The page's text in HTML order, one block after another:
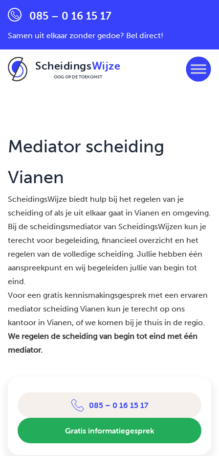
085 – 0 16 15 17
Samen uit elkaar zonder gedoe? Bel direct!
ScheidingsWijze
OOG OP DE TOEKOMST
Mediator scheiding
Vianen
ScheidingsWijze biedt hulp bij het regelen van je
scheiding of als je uit elkaar gaat in Vianen en omgeving.
Bij de scheidingsmediator van ScheidingsWijzen kun je
terecht voor begeleiding, financieel overzicht en het
regelen van de volledige scheiding. Jullie hebben één
aanspreekpunt en wij begeleiden jullie van begin tot
eind.
Voor een gratis kennismakingsgesprek met een ervaren
mediator scheiding Vianen kun je terecht op ons
kantoor in Vianen, of we komen bij je thuis in de regio.
We regelen de scheiding van begin tot eind met één
mediator.
085 – 0 16 15 17
Gratis informatiegesprek